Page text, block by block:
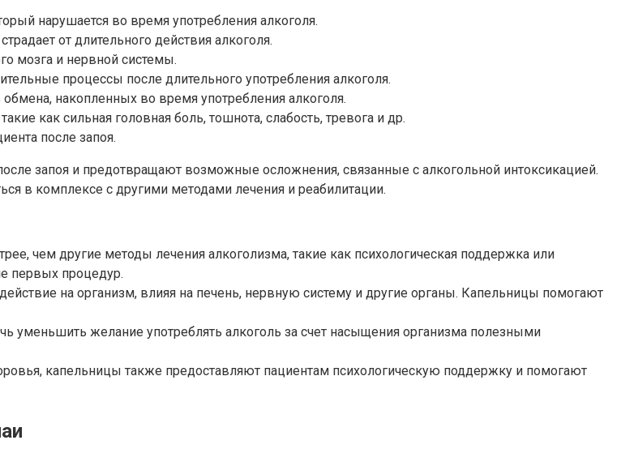
нарушается во время употребления алкоголя.
от длительного действия алкоголя.
мозга и нервной системы.
процессы после длительного употребления алкоголя.
накопленных во время употребления алкоголя.
как сильная головная боль, тошнота, слабость, тревога и др.
после запоя.
запоя и предотвращают возможные осложнения, связанные с алкогольной интоксикацией.
в комплексе с другими методами лечения и реабилитации.
чем другие методы лечения алкоголизма, такие как психологическая поддержка или
первых процедур.
на организм, влияя на печень, нервную систему и другие органы. Капельницы помогают
уменьшить желание употреблять алкоголь за счет насыщения организма полезными
капельницы также предоставляют пациентам психологическую поддержку и помогают